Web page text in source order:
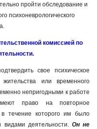
пройти обследование и
психоневрологического
комиссией по
свое психическое
или временного
непригодными к работе
право на повторное
течение которого им было
деятельности. Он не